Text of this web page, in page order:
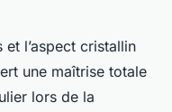
l’aspect cristallin
une maîtrise totale
lors de la